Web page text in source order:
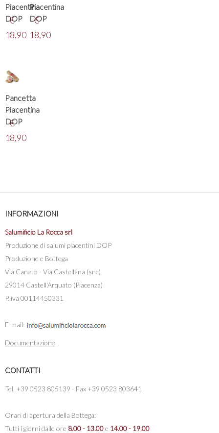
Piacentina
DOP
€
18,90
Piacentina
DOP
€
18,90
Pancetta
Piacentina
DOP
€
18,90
INFORMAZIONI
Salumificio La Rocca srl
Produzione di salumi piacentini DOP
Produzione e Bottega
Via Caneto - Via Castellana (snc)
29014 Castell'Arquato (Piacenza)
P. iva 00114450331
E-mail:
Documentazione
CONTATTI
Tel. +39 0523 805139 - Fax +39 0523 803641
Orari di apertura della Bottega:
Tutti i giorni dalle ore 8.00 - 13.00e 14.00 - 19.00